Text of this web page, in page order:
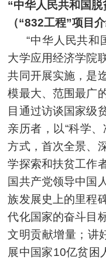
“中华人民共和国脱
（“832工程”项目介
“中华人民共和
大学应用经济学院
共同开展实施，是
模最大、范围最广
目通过访谈国家级
亲历者，以“科学
方式，首次全景、
学探索和扶贫工作
国共产党领导中国
族发展史上的里程
代化国家的奋斗目
文明贡献增量；讲
展中国家10亿贫困